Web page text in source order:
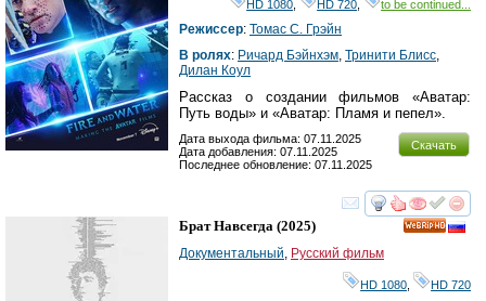
HD 1080 HD 720 to be continued...
Режиссер: Томас С. Грэйн
В ролях: Ричард Бэйнхэм Тринити Блисс
Дилан Коул
Рассказ о создании фильмов «Аватар:
Путь воды» и «Аватар: Пламя и пепел».
Скачать
Дата выхода фильма: 07.11.2025
Дата добавления: 07.11.2025
Последнее обновление: 07.11.2025
смотреть
Брат Навсегда (2025)
Документальный, Русский фильм
HD 1080 HD 720